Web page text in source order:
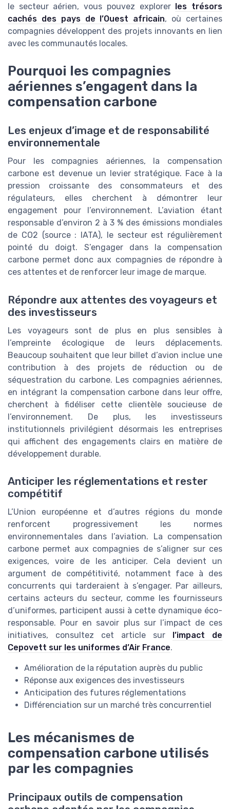
le secteur aérien, vous pouvez explorer les trésors
cachés des pays de l’Ouest africain, où certaines
compagnies développent des projets innovants en lien
avec les communautés locales.
Pourquoi les compagnies
aériennes s’engagent dans la
compensation carbone
Les enjeux d’image et de responsabilité
environnementale
Pour les compagnies aériennes, la compensation
carbone est devenue un levier stratégique. Face à la
pression croissante des consommateurs et des
régulateurs, elles cherchent à démontrer leur
engagement pour l’environnement. L’aviation étant
responsable d’environ 2 à 3 % des émissions mondiales
de CO2 (source : IATA), le secteur est régulièrement
pointé du doigt. S’engager dans la compensation
carbone permet donc aux compagnies de répondre à
ces attentes et de renforcer leur image de marque.
Répondre aux attentes des voyageurs et
des investisseurs
Les voyageurs sont de plus en plus sensibles à
l’empreinte écologique de leurs déplacements.
Beaucoup souhaitent que leur billet d’avion inclue une
contribution à des projets de réduction ou de
séquestration du carbone. Les compagnies aériennes,
en intégrant la compensation carbone dans leur offre,
cherchent à fidéliser cette clientèle soucieuse de
l’environnement. De plus, les investisseurs
institutionnels privilégient désormais les entreprises
qui affichent des engagements clairs en matière de
développement durable.
Anticiper les réglementations et rester
compétitif
L’Union européenne et d’autres régions du monde
renforcent progressivement les normes
environnementales dans l’aviation. La compensation
carbone permet aux compagnies de s’aligner sur ces
exigences, voire de les anticiper. Cela devient un
argument de compétitivité, notamment face à des
concurrents qui tarderaient à s’engager. Par ailleurs,
certains acteurs du secteur, comme les fournisseurs
d’uniformes, participent aussi à cette dynamique éco-
responsable. Pour en savoir plus sur l’impact de ces
initiatives, consultez cet article sur l’impact de
Cepovett sur les uniformes d’Air France.
Amélioration de la réputation auprès du public
Réponse aux exigences des investisseurs
Anticipation des futures réglementations
Différenciation sur un marché très concurrentiel
Les mécanismes de
compensation carbone utilisés
par les compagnies
Principaux outils de compensation